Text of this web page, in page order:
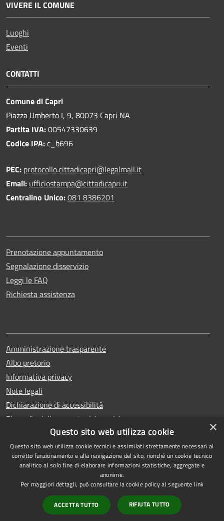
VIVERE IL COMUNE
Luoghi
Eventi
CONTATTI
Comune di Capri
Piazza Umberto I, 9, 80073 Capri NA
Partita IVA:00547330639
Codice IPA:c_b696
PEC: protocollo.cittadicapri@legalmail.it
Email: ufficiostampa@cittadicapri.it
Centralino Unico:081 8386201
Prenotazione appuntamento
Segnalazione disservizio
Leggi le FAQ
Richiesta assistenza
Amministrazione trasparente
Albo pretorio
Informativa privacy
Note legali
Dichiarazione di accessibilità
Piano di miglioramento dei servizi
RSS
Accessibilità
Copyright © 2026 • Comune di
Capri • Powered by
Municipium•Accesso
redazione
×
Questo sito web utilizza cookie
Questo sito web utilizza cookie tecnici e assimilati strettamente necessari al
corretto funzionamento e alla navigazione del sito, nonché un cookie tecnico
analitico al solo fine di elaborare informazioni statistiche, aggregate e
anonime.
Per maggiori dettagli, può consultare la cookie policy al seguente link
ACCETTA TUTTO RIFIUTA TUTTO